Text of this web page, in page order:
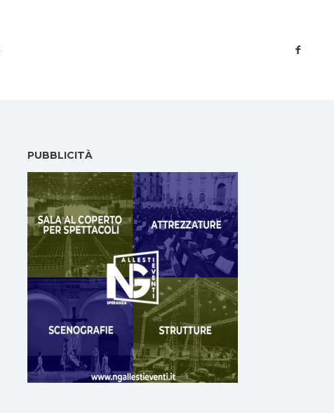
PUBBLICITÀ